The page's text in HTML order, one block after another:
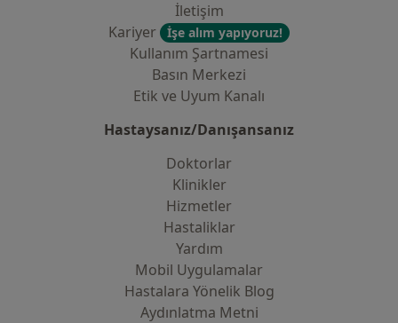
İletişim
Kariyer
İşe alım yapıyoruz!
Kullanım Şartnamesi
Basın Merkezi
Etik ve Uyum Kanalı
Hastaysanız/Danışansanız
Doktorlar
Klinikler
Hizmetler
Hastaliklar
Yardım
Mobil Uygulamalar
Hastalara Yönelik Blog
Aydınlatma Metni